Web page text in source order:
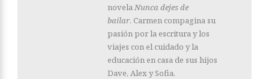
novelaNunca dejes de
bailar. Carmen compagina su
pasión por la escritura y los
viajes con el cuidado y la
educación en casa de sus hijos
Dave, Alex y Sofia.